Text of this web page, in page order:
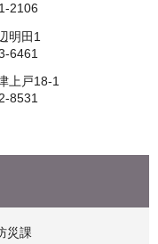
2106
明田1
6461
上戸18-1
8531
災課